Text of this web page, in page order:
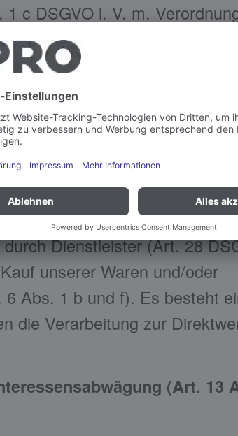
c DSGVO i. V. m.
Personen und
bin Laden, Al-Qaida
6 Abs. 1 b und f DSGVO)
1 b und f DSGVO)
6 Abs. 1 c DSGVO)
6 Abs. 1 b DSGVO)
Abs. 1 b DSGVO)
(Art. 6 Abs. 1
Dienstleister (Art. 28
unserer Waren und/oder
Abs. 1 b und f). Es besteht
die Verarbeitung zur
(Art. 13